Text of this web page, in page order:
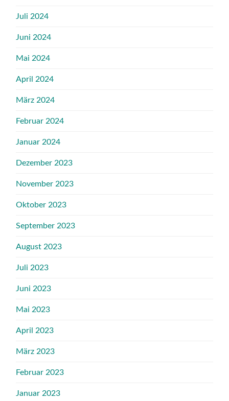
Juli 2024
Juni 2024
Mai 2024
April 2024
März 2024
Februar 2024
Januar 2024
Dezember 2023
November 2023
Oktober 2023
September 2023
August 2023
Juli 2023
Juni 2023
Mai 2023
April 2023
März 2023
Februar 2023
Januar 2023